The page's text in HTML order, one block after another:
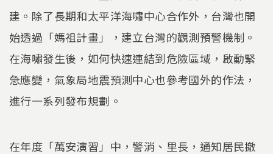
建。除了長期和太平洋海嘯中心合作外，台灣也開
始透過「媽祖計畫」，建立台灣的觀測預警機制。
在海嘯發生後，如何快速連結到危險區域，啟動緊
急應變，氣象局地震預測中心也參考國外的作法，
進行一系列發布規劃。
在年度「萬安演習」中，警消、里長，通知居民撤